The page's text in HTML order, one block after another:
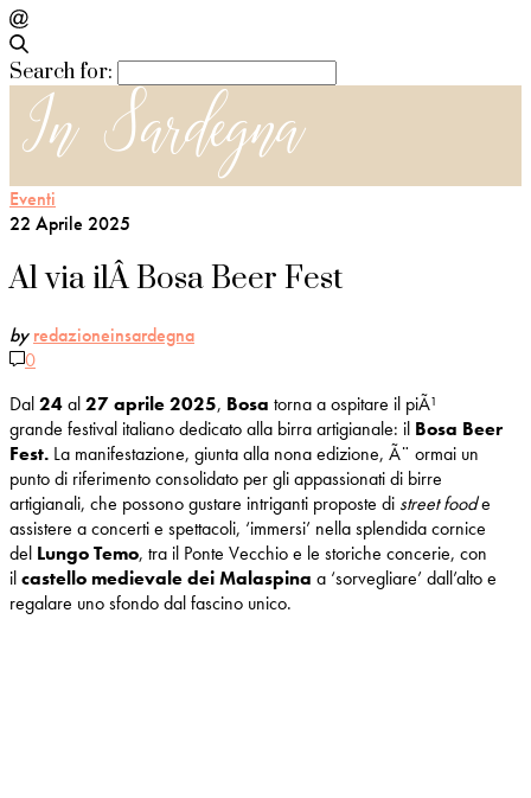
Search for:
Eventi
22 Aprile 2025
Al via ilÂ Bosa Beer Fest
by redazioneinsardegna
0
Dal24al27 aprile 2025, Bosa torna a ospitare il piÃ¹
grande festival italiano dedicato alla birra artigianale: il Bosa Beer
Fest. La manifestazione, giunta alla nona edizione, Ã¨ ormai un
punto di riferimento consolidato per gli appassionati di birre
artigianali, che possono gustare intriganti proposte di street foode
assistere a concerti e spettacoli, ‘immersi’ nella splendida cornice
del Lungo Temo, tra il Ponte Vecchio e le storiche concerie, con
ilcastello medievale dei Malaspina a ‘sorvegliare’ dall’alto e
regalare uno sfondo dal fascino unico.